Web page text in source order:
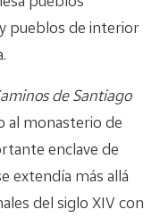
pueblos de interior
de Santiago
al monasterio de
enclave de
extendía más allá
del siglo XIV con